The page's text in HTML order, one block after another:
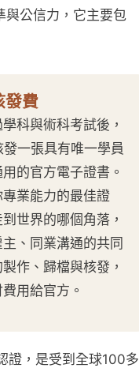
與公信力，它主要包
發費
科與術科考試後，
一張具有唯一學員
的官方電子證書。
業能力的最佳證
世界的哪個角落，
、同業溝通的共同
作、歸檔與核發，
用給官方。
證，是受到全球100多